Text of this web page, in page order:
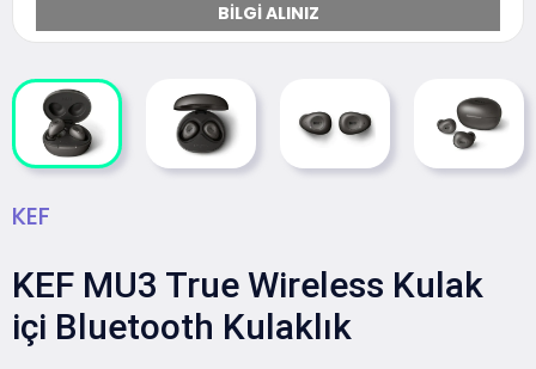
BILGI ALINIZ
KEF
KEF MU3 True Wireless Kulak
içi Bluetooth Kulaklık